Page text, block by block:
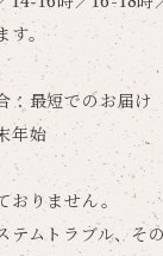
す。
：最短でのお届け
年始
りません。
ムトラブル、そ